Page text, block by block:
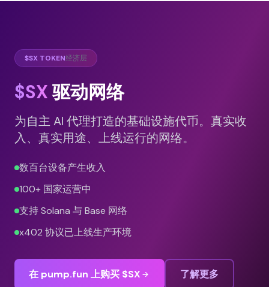
$SX TOKEN经济层
$SX驱动网络
为自主 AI 代理打造的基础设施代币。真实收
入、真实用途、上线运行的网络。
数百台设备产生收入
100+ 国家运营中
支持 Solana 与 Base 网络
x402 协议已上线生产环境
在 pump.fun 上购买 $SX 了解更多